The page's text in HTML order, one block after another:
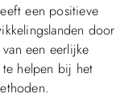
een positieve
door
een eerlijke
helpen bij het